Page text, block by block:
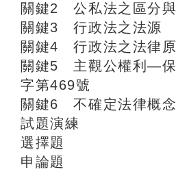
關鍵2 公私法之區分
關鍵3 行政法之法源
關鍵4 行政法之法律原
關鍵5 主觀公權利—
字第469號
關鍵6 不確定法律概
試題演練
選擇題
申論題